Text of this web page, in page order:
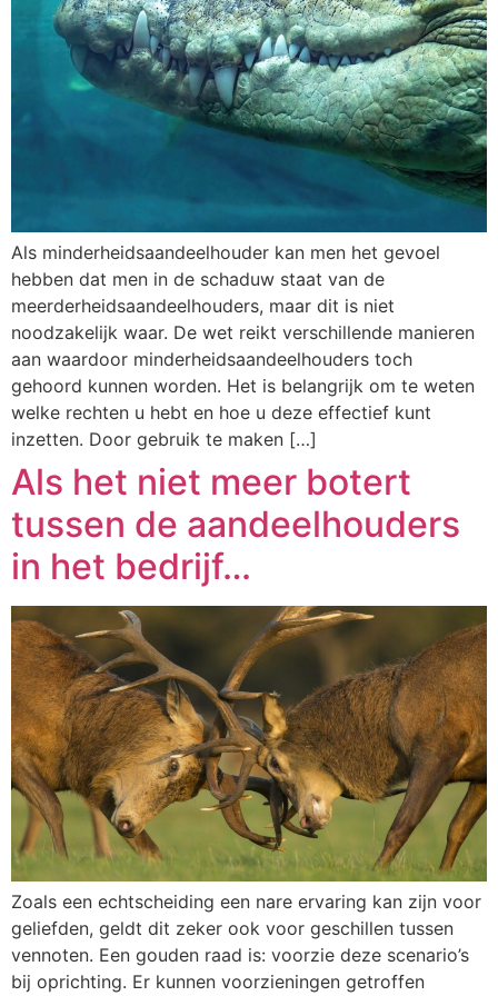
Als minderheidsaandeelhouder kan men het gevoel
hebben dat men in de schaduw staat van de
meerderheidsaandeelhouders, maar dit is niet
noodzakelijk waar. De wet reikt verschillende manieren
aan waardoor minderheidsaandeelhouders toch
gehoord kunnen worden. Het is belangrijk om te weten
welke rechten u hebt en hoe u deze effectief kunt
inzetten. Door gebruik te maken […]
Als het niet meer botert
tussen de aandeelhouders
in het bedrijf…
Zoals een echtscheiding een nare ervaring kan zijn voor
geliefden, geldt dit zeker ook voor geschillen tussen
vennoten. Een gouden raad is: voorzie deze scenario’s
bij oprichting. Er kunnen voorzieningen getroffen